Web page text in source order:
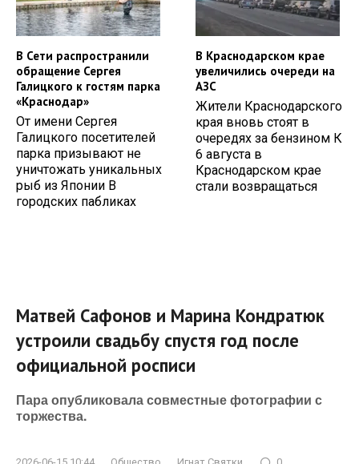
В Сети распространили
обращение Сергея
Галицкого к гостям парка
«Краснодар»
От имени Сергея
Галицкого посетителей
парка призывают не
уничтожать уникальных
рыб из Японии В
городских пабликах
В Краснодарском крае
увеличились очереди на
АЗС
Жители Краснодарского
края вновь стоят в
очередях за бензином К
6 августа в
Краснодарском крае
стали возвращаться
Матвей Сафонов и Марина Кондратюк
устроили свадьбу спустя год после
официальной росписи
Пара опубликовала совместные фотографии с
торжества.